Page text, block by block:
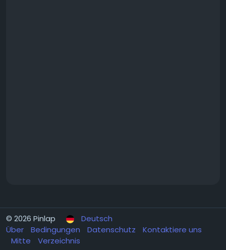
© 2026 Pinlap
Deutsch
Über
Bedingungen Datenschutz
Kontaktiere uns
Mitte
Verzeichnis